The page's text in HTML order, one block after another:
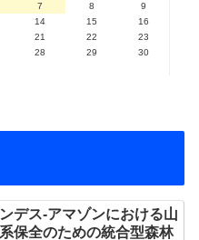
7 8
9
14 15
16
21 22
23
28 29
30
デス-アマゾンにおける山
保全のための統合型森林